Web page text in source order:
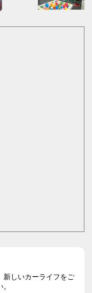
新しいカーライフをご